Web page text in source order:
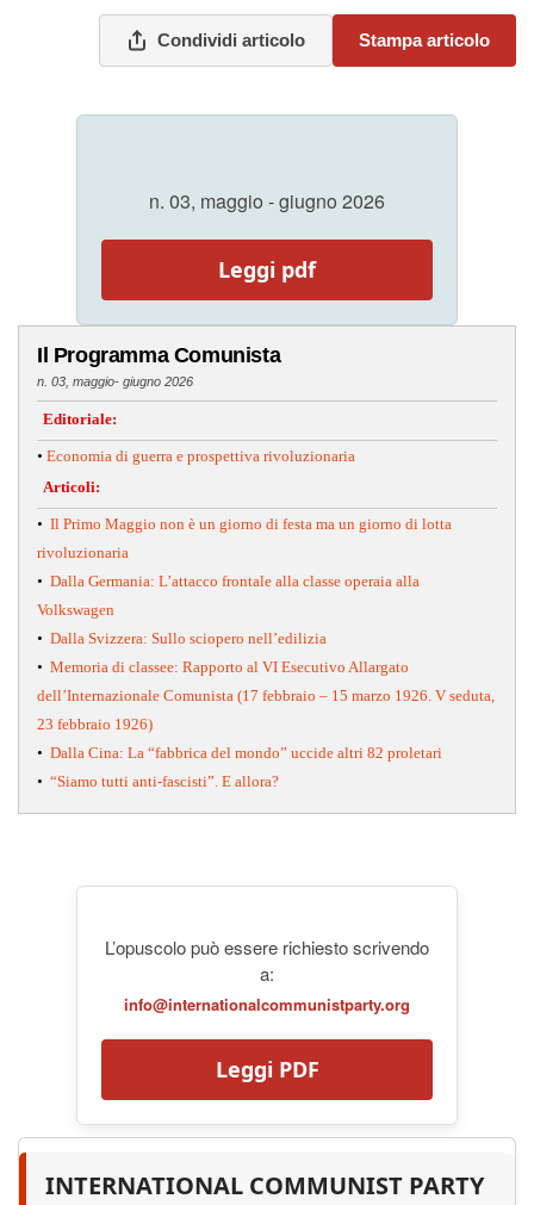
Condividi articolo Stampa articolo
n. 03, maggio - giugno 2026
Leggi pdf
Il Programma Comunista
n. 03, maggio- giugno 2026
Editoriale:
• Economia di guerra e prospettiva rivoluzionaria
Articoli:
• Il Primo Maggio non è un giorno di festa ma un giorno di lotta
rivoluzionaria
• Dalla Germania: L’attacco frontale alla classe operaia alla
Volkswagen
• Dalla Svizzera: Sullo sciopero nell’edilizia
• Memoria di classee: Rapporto al VI Esecutivo Allargato
dell’Internazionale Comunista (17 febbraio – 15 marzo 1926. V seduta,
23 febbraio 1926)
• Dalla Cina: La “fabbrica del mondo” uccide altri 82 proletari
• “Siamo tutti anti-fascisti”. E allora?
L’opuscolo può essere richiesto scrivendo
a:
info@internationalcommunistparty.org
Leggi PDF
INTERNATIONAL COMMUNIST PARTY